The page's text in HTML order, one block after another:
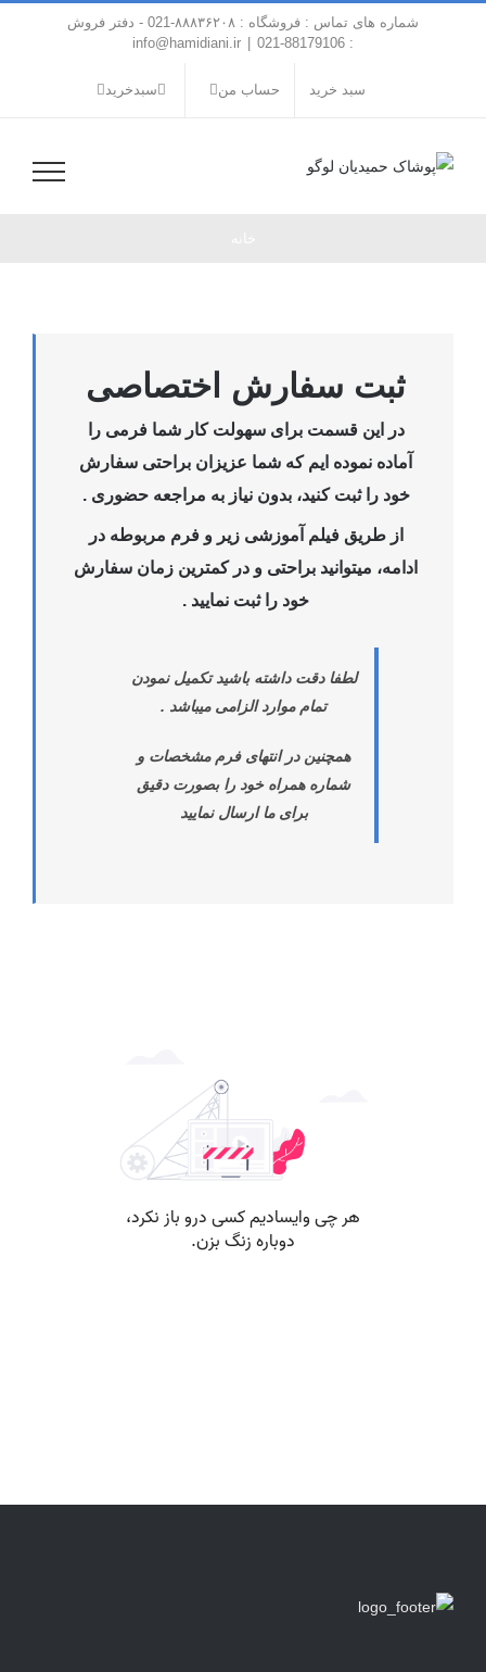
شماره های تماس : فروشگاه : ۸۸۸۳۶۲۰۸-021 - دفتر فروش
: 88179106-021
info@hamidiani.ir
سبد خرید حساب من سبدخرید
ثبت سفارش اختصاصی
در این قسمت برای سهولت کار شما فرمی را
آماده نموده ایم که شما عزیزان براحتی سفارش
خود را ثبت کنید، بدون نیاز به مراجعه حضوری .
از طریق فیلم آموزشی زیر و فرم مربوطه در
ادامه، میتوانید براحتی و در کمترین زمان سفارش
خود را ثبت نمایید .
لطفا دقت داشته باشید تکمیل نمودن
تمام موارد الزامی میباشد .
همچنین در انتهای فرم مشخصات و
شماره همراه خود را بصورت دقیق
برای ما ارسال نمایید